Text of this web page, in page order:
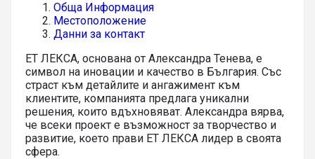
Обща Информация
Местоположение
Данни за контакт
ЕТ ЛЕКСА, основана от Александра Тенева, е
символ на иновации и качество в България. Със
страст към детайлите и ангажимент към
клиентите, компанията предлага уникални
решения, които вдъхновяват. Александра вярва,
че всеки проект е възможност за творчество и
развитие, което прави ЕТ ЛЕКСА лидер в своята
сфера.